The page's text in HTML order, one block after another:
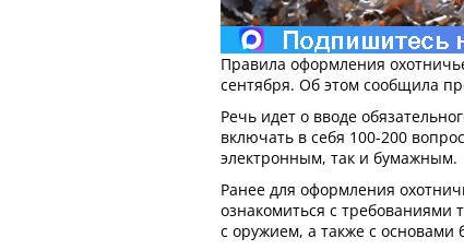
Правила оформления
сентября. Об этом сообщила
Речь идет о вводе
включать в себя 100-200
электронным, так и бумажным.
Ранее для оформления
ознакомиться с требованиями
с оружием, а также с основами